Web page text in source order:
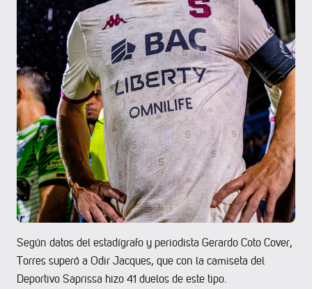
Según datos del estadígrafo y periodista Gerardo Coto Cover,
Torres superó a Odir Jacques, que con la camiseta del
Deportivo Saprissa hizo 41 duelos de este tipo.